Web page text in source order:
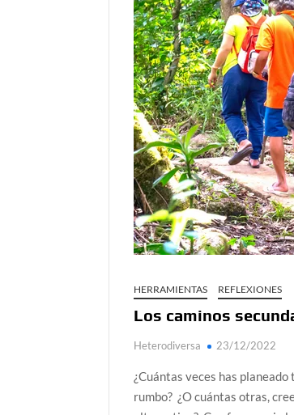
Día de Independencia 2026:
¿Podemos comunicarnos con
Salud mental digital: cómo
Denuncia por violencia sexual
¿Cómo descubrir esa
HERRAMIENTAS REFLEXIONES
Los caminos
Heterodiversa 23/12/2022
¿Cuántas veces has
rumbo? ¿O cuántas otras,